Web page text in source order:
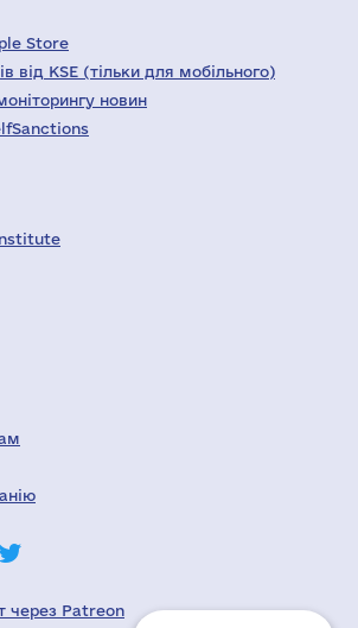
Store
від KSE (тільки для мобільного)
новин
через Patreon